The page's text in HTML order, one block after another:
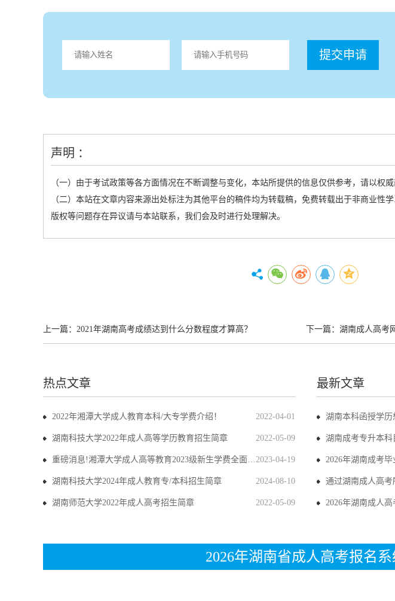
提交申请
声明 ：
（一）由于考试政策等各方面情况在不断调整与变化，本站所提供的信息仅供参考，请以权威
（二）本站在文章内容来源出处标注为其他平台的稿件均为转载稿，免费转载出于非商业性
版权等问题存在异议请与本站联系，我们会及时进行处理解决。
上一篇： 2021年湖南高考成绩达到什么分数程度才算高？ 下一篇： 湖南成人高考
热点文章
2022-04-01
2022年湘潭大学成人教育本科/大专学费介绍！
2022-05-09
湖南科技大学2022年成人高等学历教育招生简章
2023-04-19
重磅消息!湘潭大学成人高等教育2023级新生学费全面上调
2024-08-10
湖南科技大学2024年成人教育专/本科招生简章
2022-05-09
湖南师范大学2022年成人高考招生简章
最新文章
湖南本科函授学历
湖南成考专升本科
2026年湖南成考
通过湖南成人高考
2026年湖南成人高
2026年湖南省成人高考报名系